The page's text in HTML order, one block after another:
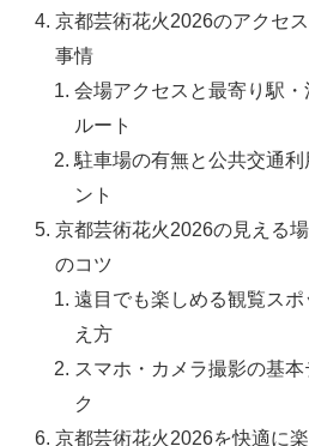
京都芸術花火2026のアクセ
事情
会場アクセスと最寄り駅・
ルート
駐車場の有無と公共交通利
ント
京都芸術花火2026の見える
のコツ
遠目でも楽しめる観覧ス
え方
スマホ・カメラ撮影の基本
ク
京都芸術花火2026を快適に